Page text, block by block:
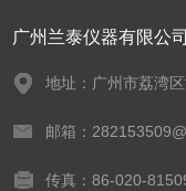
广州兰泰仪器有限公司
地址：广州市荔湾
邮箱：
传真：86-020-